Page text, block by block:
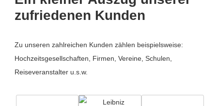
zufriedenen Kunden
Zu unseren zahlreichen Kunden zählen beispielsweise:
Hochzeitsgesellschaften, Firmen, Vereine, Schulen,
Reiseveranstalter u.s.w.